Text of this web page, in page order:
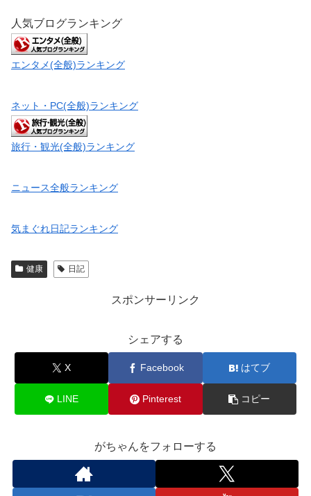
人気ブログランキング
エンタメ(全般)ランキング
ネット・PC(全般)ランキング
旅行・観光(全般)ランキング
ニュース全般ランキング
気まぐれ日記ランキング
健康 日記
スポンサーリンク
シェアする
X Facebook はてブ
LINE Pinterest コピー
がちゃんをフォローする